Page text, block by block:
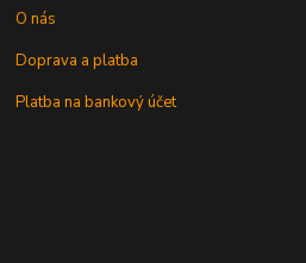
O nás
Doprava a platba
Platba na bankový účet